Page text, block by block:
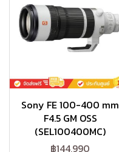
Sony FE 100-400 mm
F4.5 GM OSS
(SEL100400MC)
฿144,990